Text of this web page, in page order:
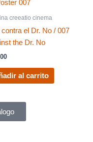
creeatio cinema
contra el Dr. No / 007
the Dr. No
al carrito